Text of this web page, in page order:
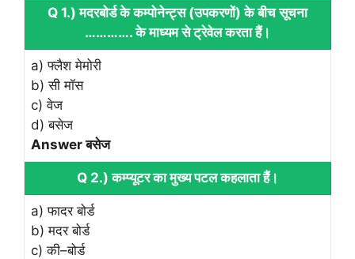
Q 1.) मदरबोर्ड के कम्‍पोनेन्‍ट्स (उपकरणों) के बीच सूचना
…………. के माध्‍यम से ट्रेवेल करता हैं।
a) फ्लैश मेमोरी
b) सी मॉस
c) वेज
d) बसेज
Answer बसेज
Q 2.) कम्‍प्‍यूटर का मुख्‍य पटल कहलाता हैं।
a) फादर बोर्ड
b) मदर बोर्ड
c) की–बोर्ड